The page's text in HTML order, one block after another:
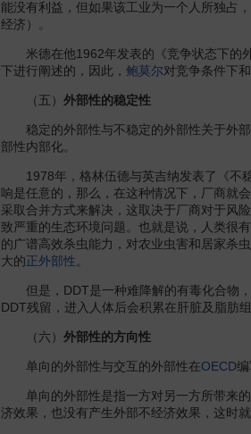
能没有利益，但如果该工业为一个人所独占
经济）。
米德在他1962年发表的《竞争状态下的外
下进行阐述的，因此， 鲍莫尔对竞争条件下
（五） 外部性的稳定性
稳定的外部性与不稳定的外部性关于外部
部性内部化。
1978年，格林伍德与英吉纳发表了《不稳
响是任意的，那么，在这种情况下，厂商就
采取合并方式来解决，这取决于厂商对于风
致严重的生态环境问题。也就是说，人类很
的广谱高效杀虫能力，对农业虫害和居家杀
大的正外部性。
但是，DDT是一种难降解的有毒化合物，
DDT残留，进入人体后会积累在肝脏及脂肪
（六） 外部性的方向性
单向的外部性与交互的外部性在OECD
单向的外部性是指一方对另一方所带来的
济效果，也没有产生外部不经济效果，这时